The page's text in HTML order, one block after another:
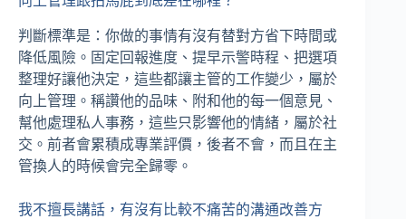
判斷標準是：你做的事情有沒有替對方省下時間或
降低風險。固定回報進度、提早示警時程、把選項
整理好讓他決定，這些都讓主管的工作變少，屬於
向上管理。稱讚他的品味、附和他的每一個意見、
幫他處理私人事務，這些只影響他的情緒，屬於社
交。前者會累積成專業評價，後者不會，而且在主
管換人的時候會完全歸零。
我不擅長講話，有沒有比較不痛苦的溝通改善方